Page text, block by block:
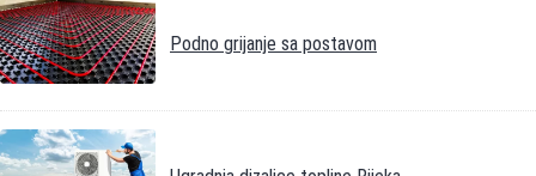
Podno grijanje sa postavom